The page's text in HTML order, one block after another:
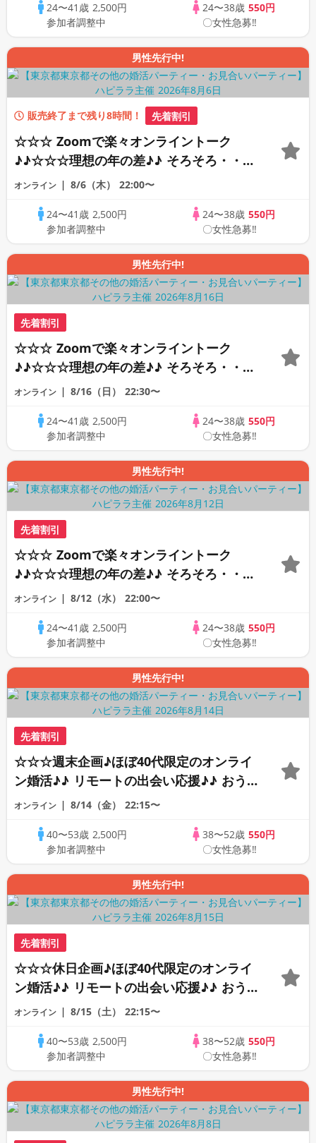
行あり♪♪24〜41歳 2,500円
参加者調整中
24〜38歳 550円
〇女性急募‼
男性先行中!
販売終了まで残り8時間！ 先着割引
☆☆☆ Zoomで楽々オンライントーク
♪♪☆☆☆理想の年の差♪♪ そろそろ・・・
素敵な恋人見つけたい♪ ♪☆カジュアルな
行あり♪♪
オンライン 8/6（木） 22:00〜
24〜41歳 2,500円
参加者調整中
24〜38歳 550円
〇女性急募‼
男性先行中!
先着割引
☆☆☆ Zoomで楽々オンライントーク
♪♪☆☆☆理想の年の差♪♪ そろそろ・・・
素敵な恋人見つけたい♪ ♪☆カジュアルな
行あり♪♪
オンライン 8/16（日） 22:30〜
24〜41歳 2,500円
参加者調整中
24〜38歳 550円
〇女性急募‼
男性先行中!
先着割引
☆☆☆ Zoomで楽々オンライントーク
♪♪☆☆☆理想の年の差♪♪ そろそろ・・・
素敵な恋人見つけたい♪ ♪☆カジュアルな
行あり♪♪
オンライン 8/12（水） 22:00〜
24〜41歳 2,500円
参加者調整中
24〜38歳 550円
〇女性急募‼
男性先行中!
先着割引
☆☆☆週末企画♪ほぼ40代限定のオンライ
ン婚活♪♪ リモートの出会い応援♪♪ おう
ちで乾杯しませんか♪♪ ☆全国の方が対象
PARTY!!
オンライン 8/14（金） 22:15〜
40〜53歳 2,500円
参加者調整中
38〜52歳 550円
〇女性急募‼
男性先行中!
先着割引
☆☆☆休日企画♪ほぼ40代限定のオンライ
ン婚活♪♪ リモートの出会い応援♪♪ おう
ちで乾杯しませんか♪♪ ☆全国の方が対象
PARTY!!
オンライン 8/15（土） 22:15〜
40〜53歳 2,500円
参加者調整中
38〜52歳 550円
〇女性急募‼
男性先行中!